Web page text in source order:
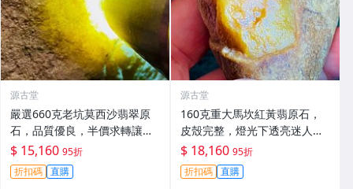
源古堂
嚴選660克老坑莫西沙翡翠原
石，品質優良，半價求轉讓，
直送家中， jade 翡翠 原石
$ 15,160 95折
折扣碼 直購
源古堂
160克重大馬坎紅黃翡原石，
皮殼完整，燈光下透亮迷人，
適合手鐲與掛件打造，天然A
貨翡翠嚴選。紅黃翡 翡翠 手鐲
掛件
$ 18,160 95折
折扣碼 直購